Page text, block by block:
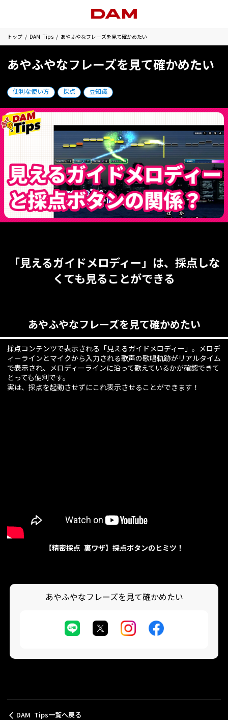
トップ DAM Tips あやふやなフレーズを見て確かめたい
あやふやなフレーズを見て確かめたい
便利な使い方 採点 豆知識
「見えるガイドメロディー」は、採点しな
くても見ることができる
あやふやなフレーズを見て確かめたい
採点コンテンツで表示される「見えるガイドメロディー」。メロデ
ィーラインとマイクから入力される歌声の歌唱軌跡がリアルタイム
で表示され、メロディーラインに沿って歌えているかが確認できて
とっても便利です。
実は、採点を起動させずにこれ表示させることができます！
【精密採点 裏ワザ】採点ボタンのヒミツ！
あやふやなフレーズを見て確かめたい
DAM Tips一覧へ戻る